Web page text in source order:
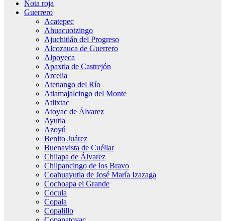
Nota roja
Guerrero
Acatepec
Ahuacuotzingo
Ajuchitlán del Progreso
Alcozauca de Guerrero
Alpoyeca
Apaxtla de Castrejón
Arcelia
Atenango del Río
Atlamajalcingo del Monte
Atlixtac
Atoyac de Álvarez
Ayutla
Azoyú
Benito Juárez
Buenavista de Cuéllar
Chilapa de Álvarez
Chilpancingo de los Bravo
Coahuayutla de José María Izazaga
Cochoapa el Grande
Cocula
Copala
Copalillo